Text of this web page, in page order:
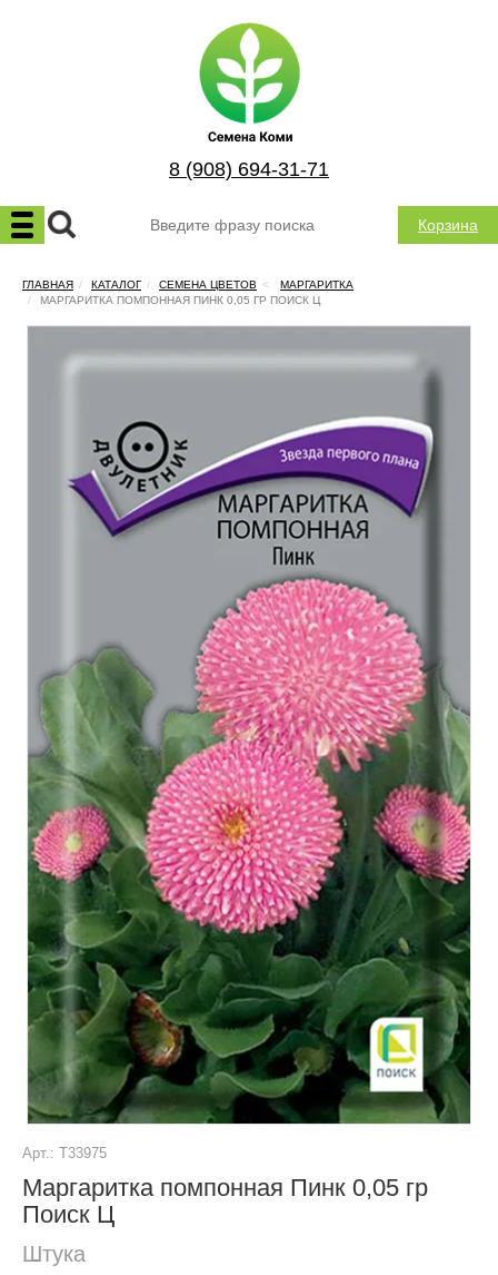
8 (908) 694-31-71
Корзина
ГЛАВНАЯ КАТАЛОГ СЕМЕНА ЦВЕТОВ
МАРГАРИТКА
МАРГАРИТКА ПОМПОННАЯ ПИНК 0,05 ГР ПОИСК Ц
Арт.: Т33975
Маргаритка помпонная Пинк 0,05 гр
Поиск Ц
Штука